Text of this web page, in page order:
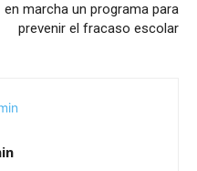
en marcha un programa para
prevenir el fracaso escolar